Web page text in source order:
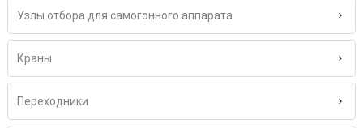
Узлы отбора для самогонного аппарата
Краны
Переходники